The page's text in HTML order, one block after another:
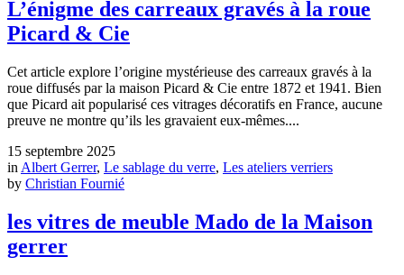
L’énigme des carreaux gravés à la roue
Picard & Cie
Cet article explore l’origine mystérieuse des carreaux gravés à la
roue diffusés par la maison Picard & Cie entre 1872 et 1941. Bien
que Picard ait popularisé ces vitrages décoratifs en France, aucune
preuve ne montre qu’ils les gravaient eux‑mêmes....
15 septembre 2025
in Albert Gerrer, Le sablage du verre, Les ateliers verriers
by Christian Fournié
les vitres de meuble Mado de la Maison
gerrer